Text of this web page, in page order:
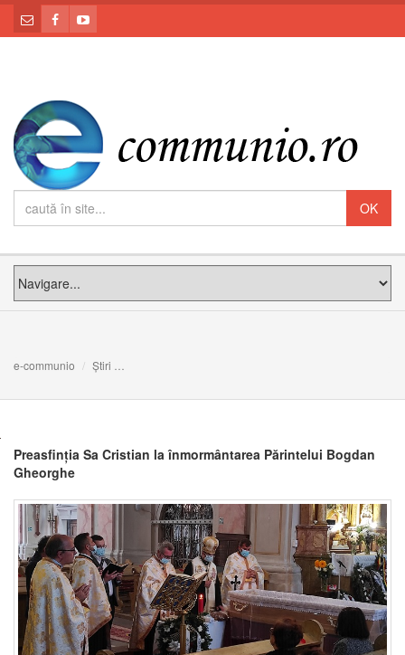
e-communio Știri
Preasfinția Sa Cristian la înmormântarea Părintelui Bogdan
Gheorghe